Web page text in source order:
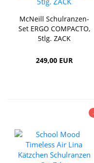
McNeill Schulranzen-
Set ERGO COMPACTO,
5tlg. ZACK
249,00 EUR